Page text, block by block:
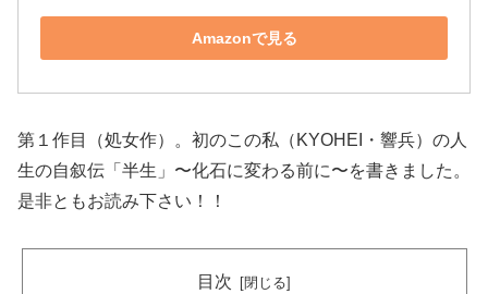
Amazonで見る
第１作目（処女作）。初のこの私（KYOHEI・響兵）の人
生の自叙伝「半生」〜化石に変わる前に〜を書きました。
是非ともお読み下さい！！
目次